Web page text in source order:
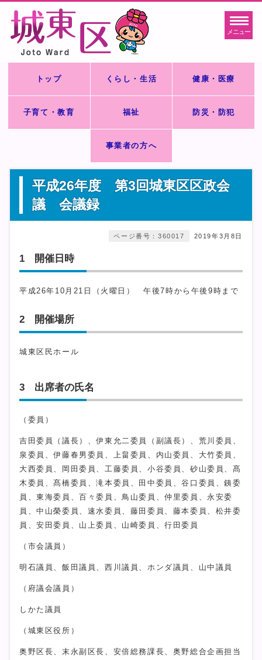
メニュー
トップ くらし・生活 健康・医療
子育て・教育 福祉 防災・防犯
事業者の方へ
平成26年度 第3回城東区区政会
議 会議録
2019年3月8日
ページ番号：360017
1 開催日時
平成26年10月21日（火曜日） 午後7時から午後9時まで
2 開催場所
城東区民ホール
3 出席者の氏名
（委員）
吉田委員（議長）、伊東允二委員（副議長）、荒川委員、
泉委員、伊藤春男委員、上畠委員、内山委員、大竹委員、
大西委員、岡田委員、工藤委員、小谷委員、砂山委員、髙
木委員、髙橋委員、滝本委員、田中委員、谷口委員、銕委
員、東海委員、百々委員、鳥山委員、仲里委員、永安委
員、中山榮委員、速水委員、藤田委員、藤本委員、松井委
員、安田委員、山上委員、山崎委員、行田委員
（市会議員）
明石議員、飯田議員、西川議員、ホンダ議員、山中議員
（府議会議員）
しかた議員
（城東区役所）
奥野区長、末永副区長、安倍総務課長、奥野総合企画担当